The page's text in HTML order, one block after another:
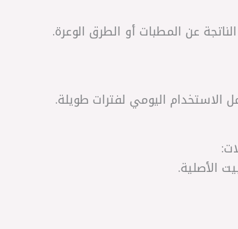
عن المطبات أو الطرق الوعرة.
الاستخدام اليومي لفترات طويلة.
الأصلية.